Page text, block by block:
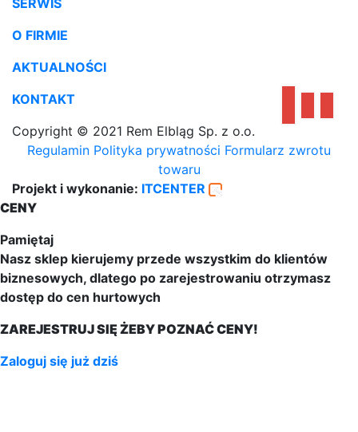
O FIRMIE
AKTUALNOŚCI
KONTAKT
Copyright © 2021 Rem Elbląg Sp. z o.o.
Regulamin Polityka prywatności Formularz zwrotu
towaru
Projekt i wykonanie: ITCENTER
CENY
Pamiętaj
Nasz sklep kierujemy przede wszystkim do klientów
biznesowych, dlatego po zarejestrowaniu otrzymasz
dostęp do cen hurtowych
ZAREJESTRUJ SIĘ ŻEBY POZNAĆ CENY!
Zaloguj się już dziś